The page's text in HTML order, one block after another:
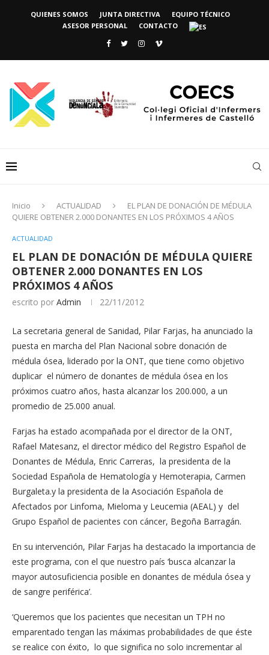
QUIENES SOMOS JUNTA DIRECTIVA
EQUIPO TÉCNICO
ASESOR PERSONAL
CONTACTO
Inicio ACTUALIDAD
EL PLAN DE DONACIÓN DE MÉDULA
QUIERE OBTENER 2.000 DONANTES EN LOS PRÓXIMOS 4 AÑOS
ACTUALIDAD
EL PLAN DE DONACIÓN DE MÉDULA QUIERE
OBTENER 2.000 DONANTES EN LOS
PRÓXIMOS 4 AÑOS
escrito por Admin 22/11/2012
La secretaria general de Sanidad, Pilar Farjas, ha anunciado la
puesta en marcha del Plan Nacional sobre donación de
médula ósea, liderado por la ONT, que tiene como objetivo
duplicar el número de donantes de médula ósea en los
próximos cuatro años, hasta alcanzar los 200.000, a un
promedio de 25.000 anual.
Farjas ha estado acompañada por el director de la ONT,
Rafael Matesanz, el director médico del Registro Español de
Donantes de Médula, Enric Carreras, la presidenta de la
Sociedad Española de Hematología y Hemoterapia, Carmen
Burgaleta.y la presidenta de la Asociación Española de
Afectados por Linfoma, Mieloma y Leucemia (AEAL) y del
Grupo Español de pacientes con cáncer, Begoña Barragán.
En su intervención, Pilar Farjas ha destacado la importancia de
este programa, con el que nuestro país ‘busca alcanzar la
mayor autosuficiencia posible en donantes de médula ósea y
de sangre periférica’.
‘Queremos que los pacientes que necesitan un TPH no
emparentado tengan las máximas probabilidades de que éste
se realice con éxito, lo que significa no solo incrementar al